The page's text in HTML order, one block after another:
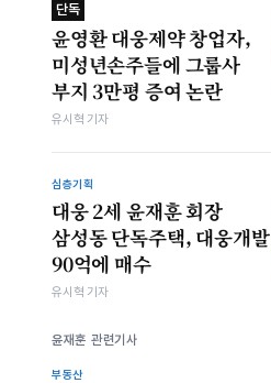
단독
윤영환 대웅제약 창업자,
미성년손주들에 그룹사
부지 3만평 증여 논란
유시혁 기자
심층기획
대웅 2세 윤재훈 회장
삼성동 단독주택, 대웅개발
90억에 매수
유시혁 기자
윤재훈 관련기사
부동산